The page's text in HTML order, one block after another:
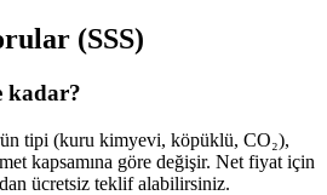
(SSS)
kadar?
tipi (kuru kimyevi, köpüklü, CO₂),
kapsamına göre değişir. Net fiyat için
ücretsiz teklif alabilirsiniz.